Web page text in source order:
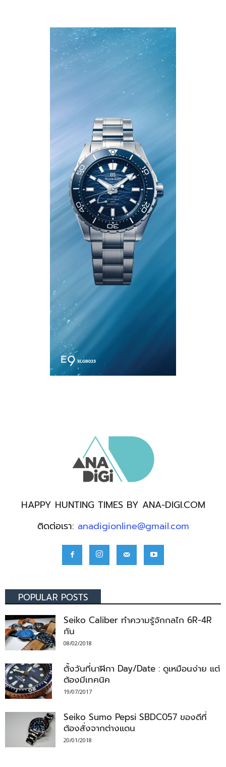
HAPPY HUNTING TIMES BY ANA-DIGI.COM
ติดต่อเรา: anadigionline@gmail.com
POPULAR POSTS
Seiko Caliber ทำความรู้จักกลไก 6R-4R
กัน
08/02/2018
ตั้งวันที่นาฬิกา Day/Date : ดูเหมือนง่าย แต่
ต้องมีเทคนิค
19/07/2017
Seiko Sumo Pepsi SBDC057 ของดีที่
ต้องสั่งจากต่างแดน
20/01/2018